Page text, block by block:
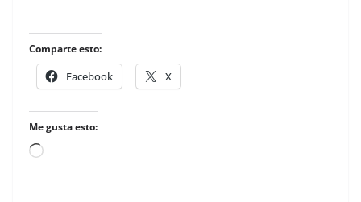
Comparte esto:
Facebook X
Me gusta esto:
Loading…